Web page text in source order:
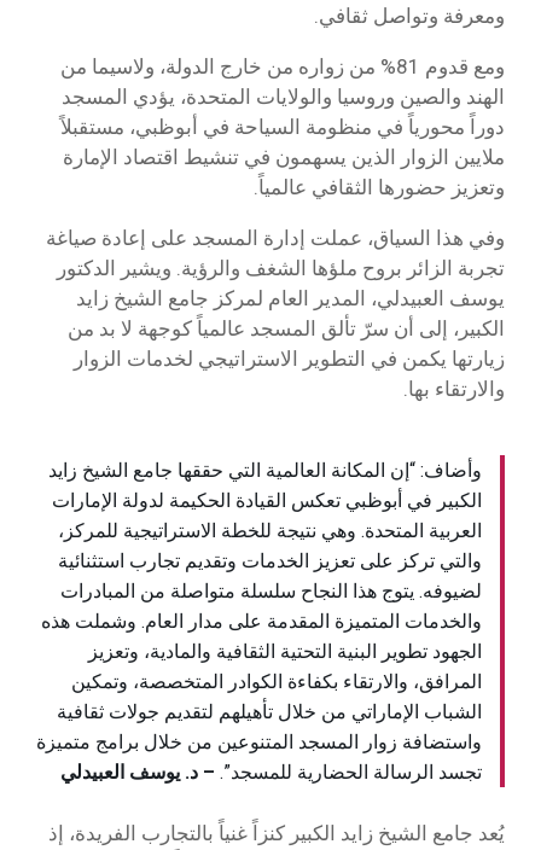
ومعرفة وتواصل ثقافي.
ومع قدوم 81% من زواره من خارج الدولة، ولاسيما من
الهند والصين وروسيا والولايات المتحدة، يؤدي المسجد
دوراً محورياً في منظومة السياحة في أبوظبي، مستقبلاً
ملايين الزوار الذين يسهمون في تنشيط اقتصاد الإمارة
وتعزيز حضورها الثقافي عالمياً.
وفي هذا السياق، عملت إدارة المسجد على إعادة صياغة
تجربة الزائر بروح ملؤها الشغف والرؤية. ويشير الدكتور
يوسف العبيدلي، المدير العام لمركز جامع الشيخ زايد
الكبير، إلى أن سرّ تألق المسجد عالمياً كوجهة لا بد من
زيارتها يكمن في التطوير الاستراتيجي لخدمات الزوار
والارتقاء بها.
وأضاف: “إن المكانة العالمية التي حققها جامع الشيخ زايد
الكبير في أبوظبي تعكس القيادة الحكيمة لدولة الإمارات
العربية المتحدة. وهي نتيجة للخطة الاستراتيجية للمركز،
والتي تركز على تعزيز الخدمات وتقديم تجارب استثنائية
لضيوفه. يتوج هذا النجاح سلسلة متواصلة من المبادرات
والخدمات المتميزة المقدمة على مدار العام. وشملت هذه
الجهود تطوير البنية التحتية الثقافية والمادية، وتعزيز
المرافق، والارتقاء بكفاءة الكوادر المتخصصة، وتمكين
الشباب الإماراتي من خلال تأهيلهم لتقديم جولات ثقافية
واستضافة زوار المسجد المتنوعين من خلال برامج متميزة
تجسد الرسالة الحضارية للمسجد”. – د. يوسف العبيدلي
يُعد جامع الشيخ زايد الكبير كنزاً غنياً بالتجارب الفريدة، إذ